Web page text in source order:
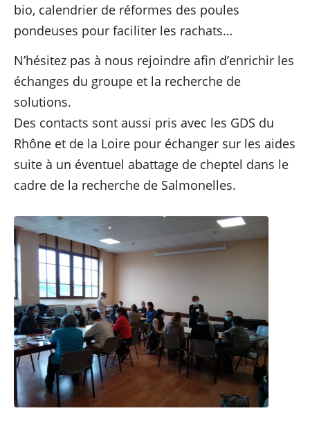
bio, calendrier de réformes des poules
pondeuses pour faciliter les rachats…
N’hésitez pas à nous rejoindre afin d’enrichir les
échanges du groupe et la recherche de
solutions.
Des contacts sont aussi pris avec les GDS du
Rhône et de la Loire pour échanger sur les aides
suite à un éventuel abattage de cheptel dans le
cadre de la recherche de Salmonelles.